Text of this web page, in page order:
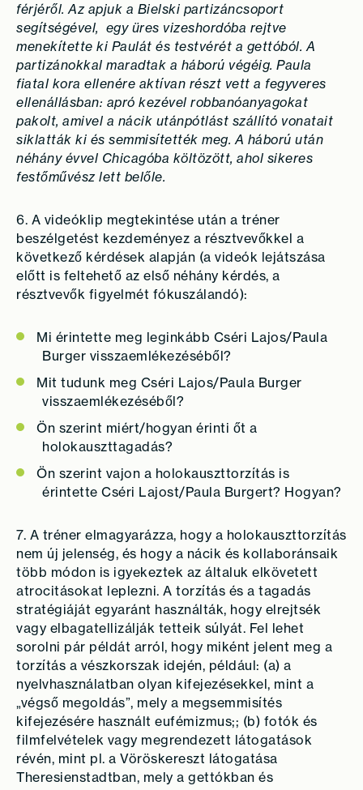
férjéről. Az apjuk a Bielski partizáncsoport
segítségével, egy üres vizeshordóba rejtve
menekítette ki Paulát és testvérét a gettóból. A
partizánokkal maradtak a háború végéig. Paula
fiatal kora ellenére aktívan részt vett a fegyveres
ellenállásban: apró kezével robbanóanyagokat
pakolt, amivel a nácik utánpótlást szállító vonatait
siklatták ki és semmisítették meg. A háború után
néhány évvel Chicagóba költözött, ahol sikeres
festőművész lett belőle.
6. A videóklip megtekintése után a tréner
beszélgetést kezdeményez a résztvevőkkel a
következő kérdések alapján (a videók lejátszása
előtt is feltehető az első néhány kérdés, a
résztvevők figyelmét fókuszálandó):
Mi érintette meg leginkább Cséri Lajos/Paula
Burger visszaemlékezéséből?
Mit tudunk meg Cséri Lajos/Paula Burger
visszaemlékezéséből?
Ön szerint miért/hogyan érinti őt a
holokauszttagadás?
Ön szerint vajon a holokauszttorzítás is
érintette Cséri Lajost/Paula Burgert? Hogyan?
7. A tréner elmagyarázza, hogy a holokauszttorzítás
nem új jelenség, és hogy a nácik és kollaboránsaik
több módon is igyekeztek az általuk elkövetett
atrocitásokat leplezni. A torzítás és a tagadás
stratégiáját egyaránt használták, hogy elrejtsék
vagy elbagatellizálják tetteik súlyát. Fel lehet
sorolni pár példát arról, hogy miként jelent meg a
torzítás a vészkorszak idején, például: (a) a
nyelvhasználatban olyan kifejezésekkel, mint a
„végső megoldás”, mely a megsemmisítés
kifejezésére használt eufémizmus;; (b) fotók és
filmfelvételek vagy megrendezett látogatások
révén, mint pl. a Vöröskereszt látogatása
Theresienstadtban, mely a gettókban és